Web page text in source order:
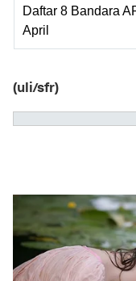
Daftar 8 Bandara
April
(uli/sfr)